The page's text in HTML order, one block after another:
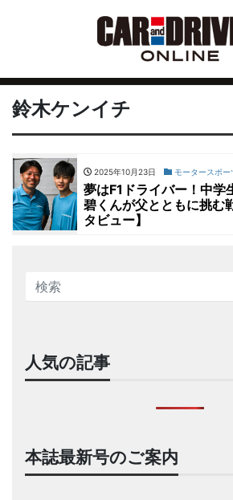
鈴木ケンイチ
2025年10月23日 モータースポー
夢はF1ドライバー！中学
碧くんが父とともに挑む
タビュー】
人気の記事
本誌最新号のご案内